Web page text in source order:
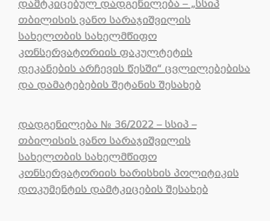
დამტკიცებულ დადგენილება – „სსიპ
თბილისის ვანო სარაჯიშვილის
სახელობის სახელმწიფო
კონსერვატორიის ფაკულტეტის
დეკანების არჩევის წესში“ ცვლილებებისა
და დამატებების შეტანის შესახებ
დადგენილება № 36/2022 – სსიპ –
თბილისის ვანო სარაჯიშვილის
სახელობის სახელმწიფო
კონსერვატორიის ხარისხის პოლიტიკის
დოკუმენტის დამტკიცების შესახებ